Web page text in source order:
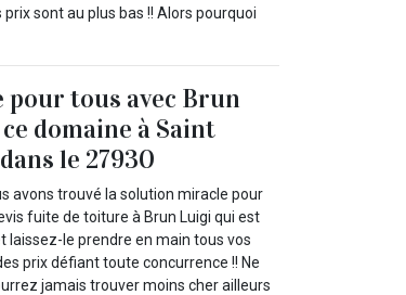
sont au plus bas !! Alors pourquoi
tous avec Brun
domaine à Saint
le 27930
avons trouvé la solution miracle pour
fuite de toiture à Brun Luigi qui est
laissez-le prendre en main tous vos
prix défiant toute concurrence !! Ne
jamais trouver moins cher ailleurs